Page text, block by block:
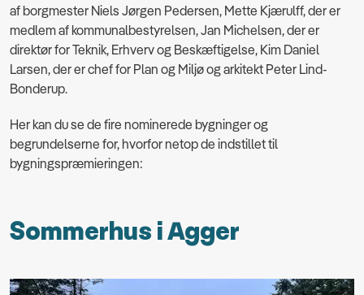
af borgmester Niels Jørgen Pedersen, Mette Kjærulff, der er
medlem af kommunalbestyrelsen, Jan Michelsen, der er
direktør for Teknik, Erhverv og Beskæftigelse, Kim Daniel
Larsen, der er chef for Plan og Miljø og arkitekt Peter Lind-
Bonderup.
Her kan du se de fire nominerede bygninger og
begrundelserne for, hvorfor netop de indstillet til
bygningspræmieringen:
Sommerhus i Agger